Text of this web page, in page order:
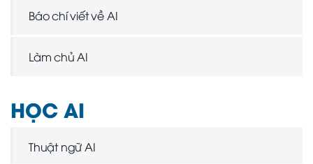
Báo chí viết về AI
Làm chủ AI
HỌC AI
Thuật ngữ AI